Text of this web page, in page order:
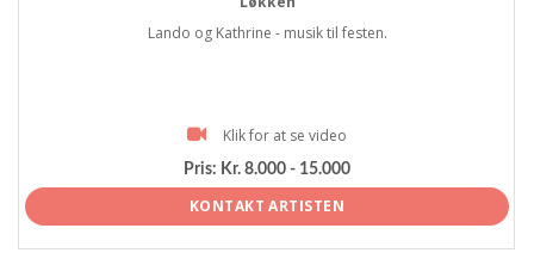
Lando og Kathrine - musik til festen.
Klik for at se video
Pris: Kr. 8.000 - 15.000
KONTAKT ARTISTEN